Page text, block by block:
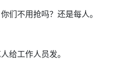
们不用抢吗？还是每人。
给工作人员发。